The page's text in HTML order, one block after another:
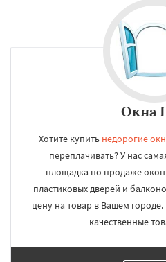
Окна
Хотите купить недорогие
переплачивать? У нас
площадка по продаже
пластиковых дверей и
цену на товар в Вашем
качественные